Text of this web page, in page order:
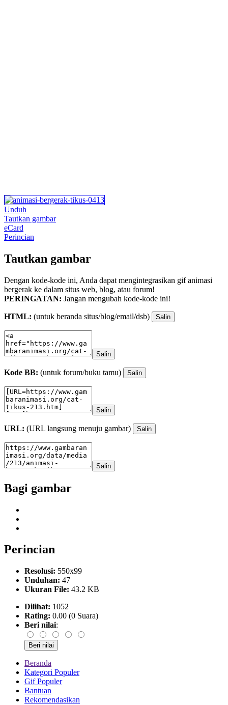
Unduh
Tautkan gambar
eCard
Perincian
Tautkan gambar
Dengan kode-kode ini, Anda dapat mengintegrasikan gif animasi
bergerak ke dalam situs web, blog, atau forum!
PERINGATAN: Jangan mengubah kode-kode ini!
HTML: (untuk beranda situs/blog/email/dsb) Salin
Salin
Kode BB: (untuk forum/buku tamu) Salin
Salin
URL: (URL langsung menuju gambar) Salin
Salin
Bagi gambar
Perincian
Resolusi: 550x99
Unduhan: 47
Ukuran File: 43.2 KB
Dilihat: 1052
Rating: 0.00 (0 Suara)
Beri nilai:
Beranda
Kategori Populer
Gif Populer
Bantuan
Rekomendasikan